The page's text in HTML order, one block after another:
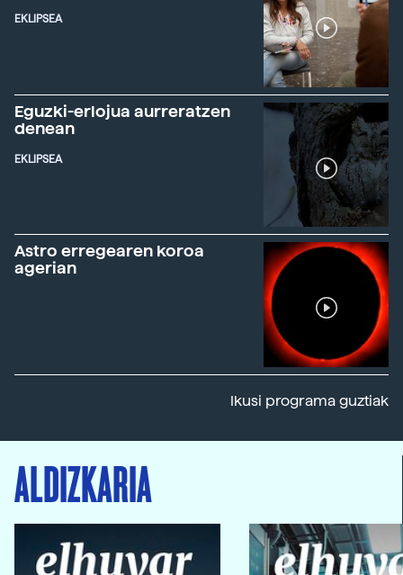
EKLIPSEA
Eguzki-erlojua aurreratzen
denean
EKLIPSEA
Astro erregearen koroa
agerian
Ikusi programa guztiak
ALDIZKARIA